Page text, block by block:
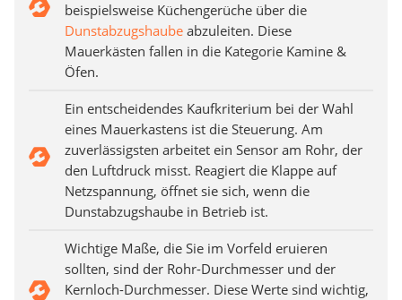
beispielsweise Küchengerüche über die
Dunstabzugshaube abzuleiten. Diese
Mauerkästen fallen in die Kategorie Kamine &
Öfen.
Ein entscheidendes Kaufkriterium bei der Wahl
eines Mauerkastens ist die Steuerung. Am
zuverlässigsten arbeitet ein Sensor am Rohr, der
den Luftdruck misst. Reagiert die Klappe auf
Netzspannung, öffnet sie sich, wenn die
Dunstabzugshaube in Betrieb ist.
Wichtige Maße, die Sie im Vorfeld eruieren
sollten, sind der Rohr-Durchmesser und der
Kernloch-Durchmesser. Diese Werte sind wichtig,